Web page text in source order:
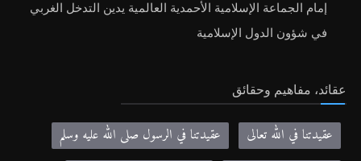
إمام الجماعة الإسلامية الأحمدية العالمية يدين التدخل الغربي
في شؤون الدول الإسلامية
عقائد، مفاهيم وحقائق
عقيدتنا في الله تعالى
عقيدتنا في الرسول صلى الله عليه وسلم